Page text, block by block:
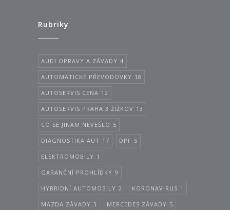
Rubriky
AUDI OPRAVY A ZÁVADY 4
AUTOMATICKÉ PŘEVODOVKY 18
AUTOSERVIS CENA 12
AUTOSERVIS PRAHA 3 ŽIŽKOV 13
CO SE JINAM NEVEŠLO 5
DIAGNOSTIKA AUT 17 DPF 5
ELEKTROMOBILY 1
GARANČNÍ PROHLÍDKY 9
HYBRIDNÍ AUTOMOBILY 2 KORONAVIRUS 1
MAZDA ZÁVADY 3 MERCEDES ZÁVADY 5